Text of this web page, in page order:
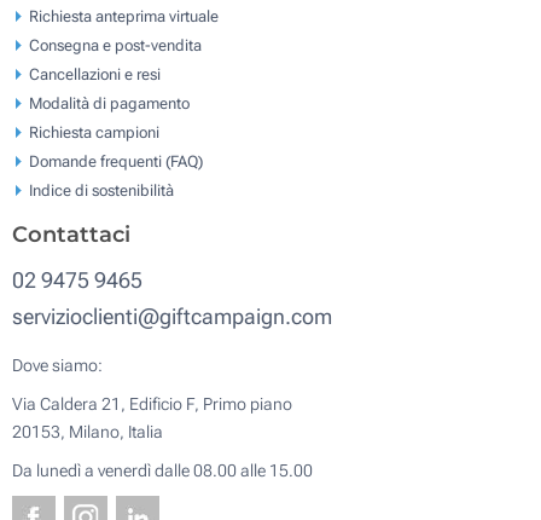
Richiesta anteprima virtuale
Consegna e post-vendita
Cancellazioni e resi
Modalità di pagamento
Richiesta campioni
Domande frequenti (FAQ)
Indice di sostenibilità
Contattaci
02 9475 9465
servizioclienti@giftcampaign.com
Dove siamo:
Via Caldera 21, Edificio F, Primo piano
20153, Milano, Italia
Da lunedì a venerdì dalle 08.00 alle 15.00